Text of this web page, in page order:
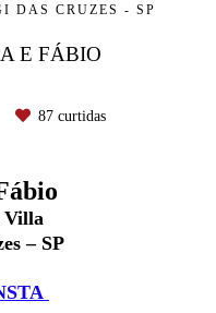
DAS CRUZES - SP
E FÁBIO
87curtidas
Villa
– SP